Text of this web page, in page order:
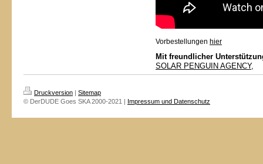
Vorbestellungen hier
Mit freundlicher
SOLAR PENGUIN AGENCY,
Druckversion | Sitemap
© DerDUDE Goes SKA 2000-2021 | Impressum und Datenschutz